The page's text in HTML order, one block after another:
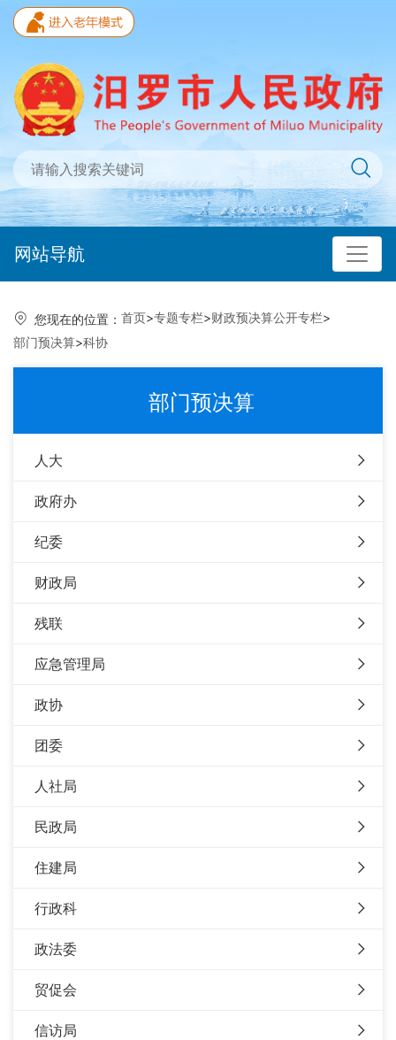
网站导航
您现在的位置： 首页>专题专栏>财政预决算公开专栏>
部门预决算>科协
部门预决算
人大
政府办
纪委
财政局
残联
应急管理局
政协
团委
人社局
民政局
住建局
行政科
政法委
贸促会
信访局